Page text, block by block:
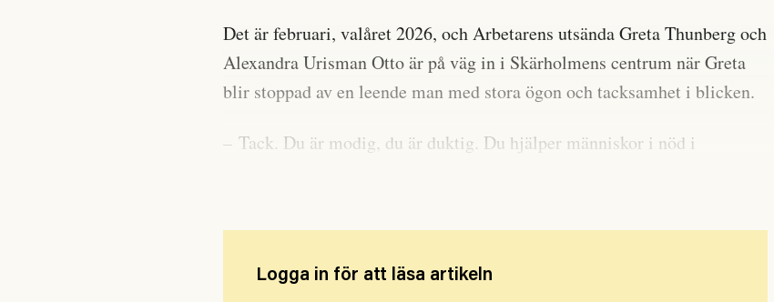
Det är februari, valåret 2026, och Arbetarens utsända Greta Thunberg och
Alexandra Urisman Otto är på väg in i Skärholmens centrum när Greta
blir stoppad av en leende man med stora ögon och tacksamhet i blicken.
– Tack. Du är modig, du är duktig. Du hjälper människor i nöd i
Logga in för att läsa artikeln